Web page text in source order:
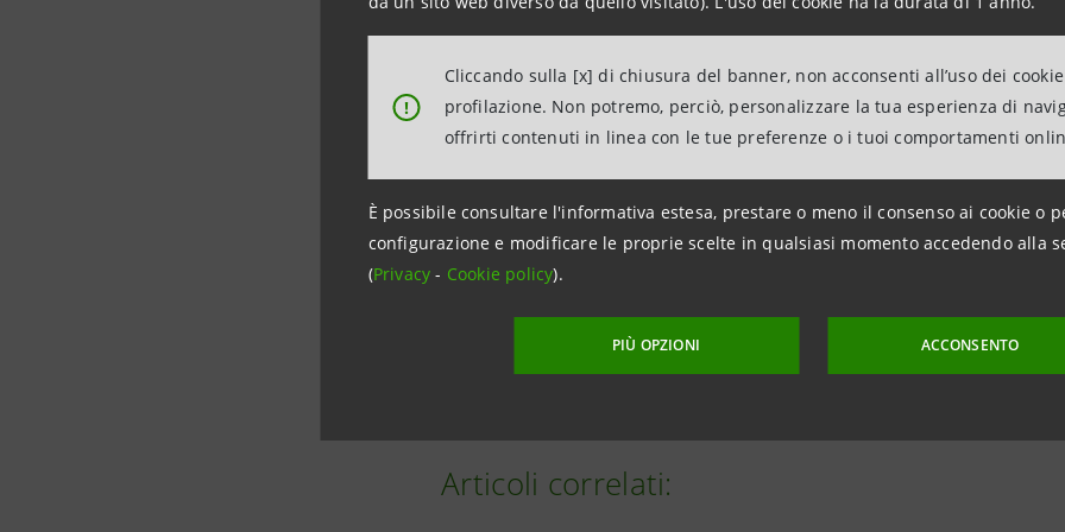
!
Cliccando sulla [x] di chiusura del banner, non acconsenti all’uso dei
profilazione. Non potremo, perciò, personalizzare la tua esperienza di
offrirti contenuti in linea con le tue preferenze o i tuoi comportamenti
È possibile consultare l'informativa estesa, prestare o meno il consenso ai cookie o
configurazione e modificare le proprie scelte in qualsiasi momento accedendo alla
(Privacy- Cookie policy).
PIÙ OPZIONI ACCONSENTO
Con 2.272 progetti valutatinel 2023 (+11% vs 2022) il Fondo di
nell’ambito della filantropia in Italia.
Resoconto attività 2023 del Fondo di Beneficenza ed
I progetti vanno candidatiattraverso la piattaforma del Fondo. La
del track record dell’ente.
Articoli correlati: